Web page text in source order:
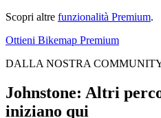
Scopri altre funzionalità Premium.
Ottieni Bikemap Premium
DALLA NOSTRA
Johnstone: Altri
iniziano qui